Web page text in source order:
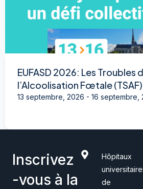
EUFASD 2026: Les Troubles
l’Alcoolisation Fœtale (TSAF)
13 septembre, 2026 - 16 septembre,
Inscrivez
-vous à la
Hôpitaux
de